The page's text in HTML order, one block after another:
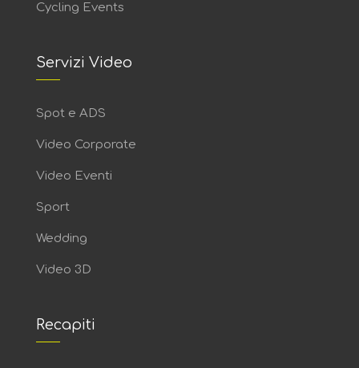
Cycling Events
Servizi Video
Spot e ADS
Video Corporate
Video Eventi
Sport
Wedding
Video 3D
Recapiti